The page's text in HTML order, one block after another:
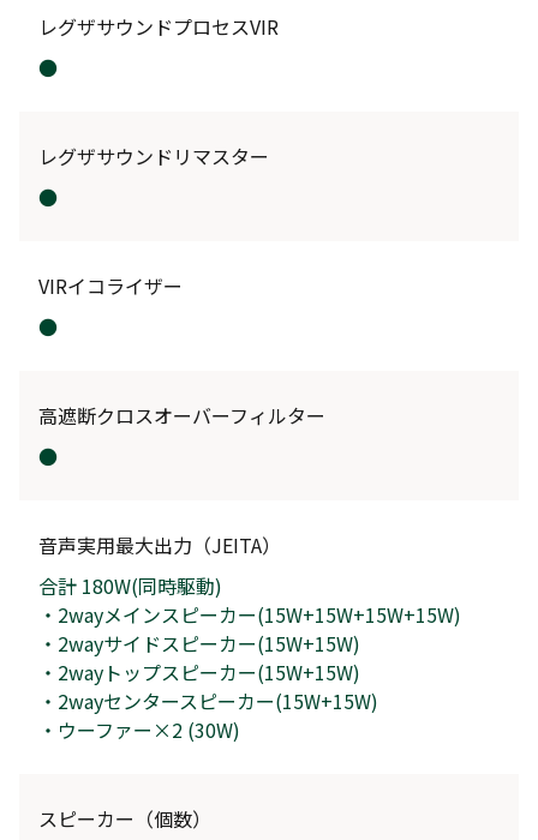
レグザサウンドプロセスVIR
●
レグザサウンドリマスター
●
VIRイコライザー
●
高遮断クロスオーバーフィルター
●
音声実用最大出力（JEITA）
合計 180W(同時駆動)
・2wayメインスピーカー(15W+15W+15W+15W)
・2wayサイドスピーカー(15W+15W)
・2wayトップスピーカー(15W+15W)
・2wayセンタースピーカー(15W+15W)
・ウーファー×2 (30W)
スピーカー（個数）